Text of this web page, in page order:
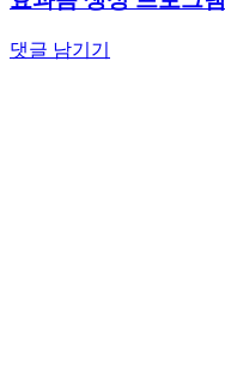
댓글 남기기